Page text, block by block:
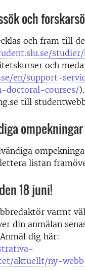
och
och fram till
och
en/support-
doctoral-courses/
till
ompekningar
listan
18 juni!
varmt
din anmälan
dig här:
aktuellt/ny-